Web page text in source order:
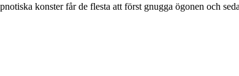
konster får de flesta att först gnugga ögonen och